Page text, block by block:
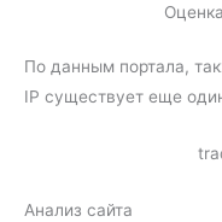
По данным портала,
IP существует еще
Анализ сайта